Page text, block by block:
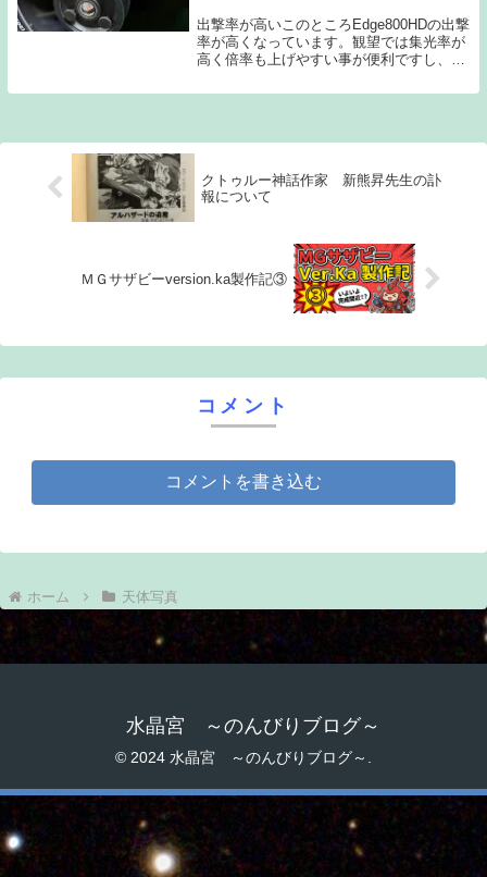
出撃率が高いこのところEdge800HDの出撃
率が高くなっています。観望では集光率が
高く倍率も上げやすい事が便利ですし、
高さが変わるという不便もありません。そ
クトゥルー神話作家 新熊昇先生の訃
報について
ＭＧサザビーversion.ka製作記③
コメント
コメントを書き込む
ホーム 天体写真
水晶宮 ～のんびりブログ～
© 2024 水晶宮 ～のんびりブログ～.